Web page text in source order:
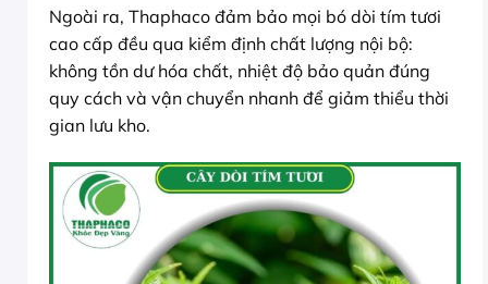
Ngoài ra, Thaphaco đảm bảo mọi bó dòi tím tươi
cao cấp đều qua kiểm định chất lượng nội bộ:
không tồn dư hóa chất, nhiệt độ bảo quản đúng
quy cách và vận chuyển nhanh để giảm thiểu thời
gian lưu kho.